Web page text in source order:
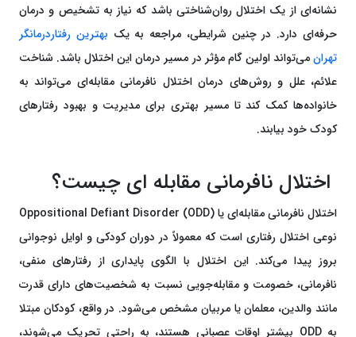
نشانه‌ای از یک اختلال روان‌شناختی باشد که نیاز به تشخیص و درمان
حرفه‌ای دارد. در چنین شرایطی، مراجعه به یک بهترین رفتاردرمانگر
تهرانمی‌تواند اولین گام مؤثر در مسیر درمان این اختلال باشد. شناخت
علائم، علل و روش‌های درمان اختلال نافرمانی مقابله‌ای می‌تواند به
خانواده‌ها کمک کند تا مسیر بهتری برای مدیریت و بهبود رفتارهای
کودک خود بیابند.
اختلال نافرمانی مقابله ای چیست؟
اختلال نافرمانی مقابله‌ای یا Oppositional Defiant Disorder (ODD)
نوعی اختلال رفتاری است که معمولاً در دوران کودکی و اوایل نوجوانی
بروز پیدا می‌کند. این اختلال با الگوی پایداری از رفتارهای منفی،
نافرمانی، خصومت و مقابله‌جویی نسبت به شخصیت‌های دارای قدرت
مانند والدین، معلمان یا مربیان مشخص می‌شود. در واقع، کودکان مبتلا
به ODD بیشتر اوقات عصبانی هستند، به راحتی تحریک می‌شوند،